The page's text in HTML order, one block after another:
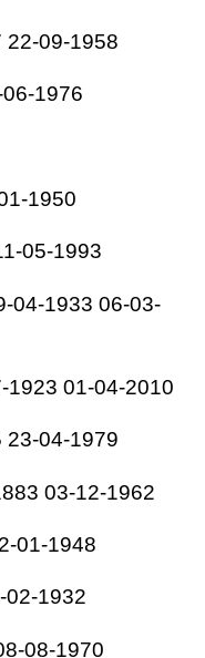
22-09-1958
1976
1950
05-1993
04-1933 06-03-
1923 01-04-2010
23-04-1979
03-12-1962
01-1948
02-1932
08-1970